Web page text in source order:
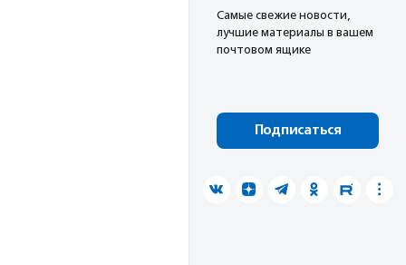
Cамые свежие новости,
лучшие материалы в вашем
почтовом ящике
Подписаться